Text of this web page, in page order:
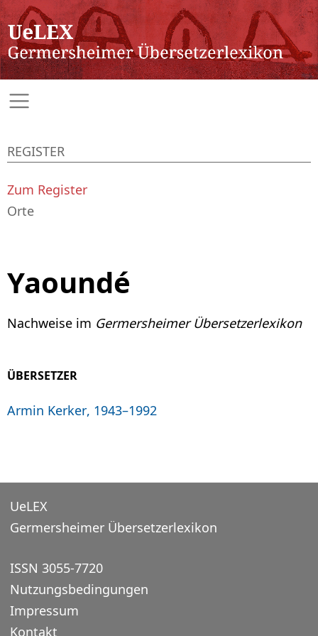
Yaoundé
Nachweise im Germersheimer Übersetzerlexikon
ÜBERSETZER
Armin Kerker, 1943–1992
REGISTER
Zum Register
Orte
UeLEX
Germersheimer Übersetzerlexikon
ISSN 3055-7720
Nutzungsbedingungen
Impressum
Kontakt